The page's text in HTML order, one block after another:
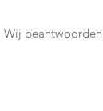
Wij